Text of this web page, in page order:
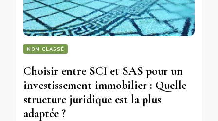
NON CLASSÉ
Choisir entre SCI et SAS pour un
investissement immobilier : Quelle
structure juridique est la plus
adaptée ?